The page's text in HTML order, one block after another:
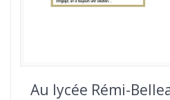
Au lycée Rémi-